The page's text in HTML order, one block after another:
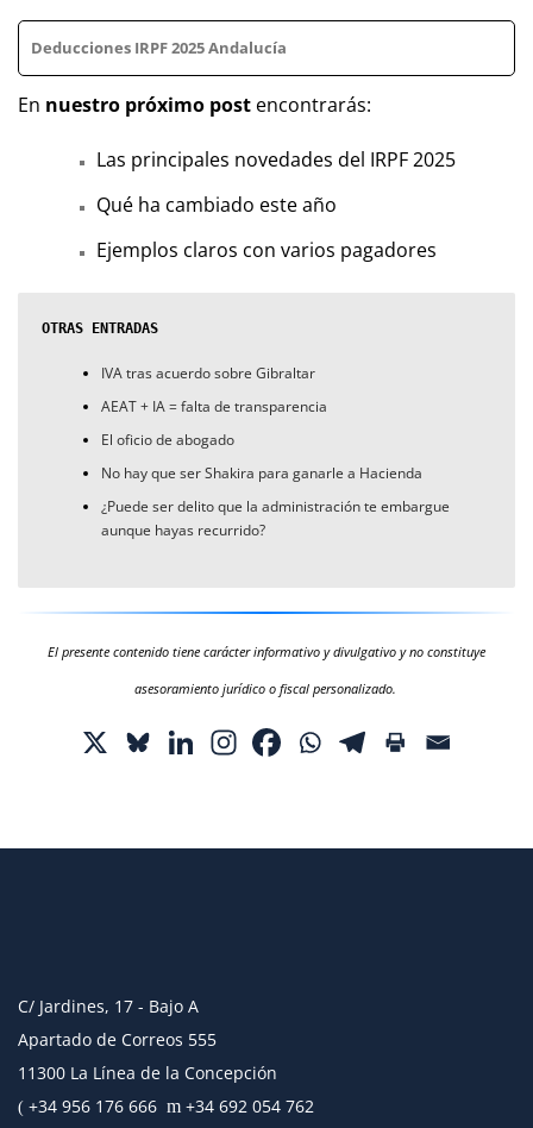
Deducciones IRPF 2025 Andalucía
En nuestro próximo post encontrarás:
Las principales novedades del IRPF 2025
Qué ha cambiado este año
Ejemplos claros con varios pagadores
OTRAS ENTRADAS
IVA tras acuerdo sobre Gibraltar
AEAT + IA = falta de transparencia
El oficio de abogado
No hay que ser Shakira para ganarle a Hacienda
¿Puede ser delito que la administración te embargue
aunque hayas recurrido?
El presente contenido tiene carácter informativo y divulgativo y no constituye
asesoramiento jurídico o fiscal personalizado.
C/ Jardines, 17 - Bajo A
Apartado de Correos 555
11300 La Línea de la Concepción
( +34 956 176 666 m +34 692 054 762